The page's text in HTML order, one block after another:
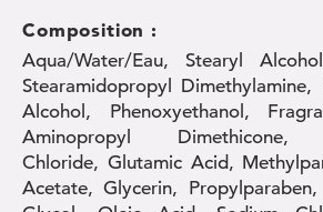
Composition :
Aqua/Water/Eau, Stearyl
Stearamidopropyl Dimethylamine,
Alcohol, Phenoxyethanol,
Aminopropyl Dimethicone,
Chloride, Glutamic Acid,
Acetate, Glycerin,